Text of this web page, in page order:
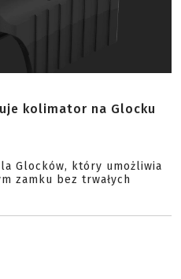
kolimator na Glocku
Glocków, który umożliwia
zamku bez trwałych